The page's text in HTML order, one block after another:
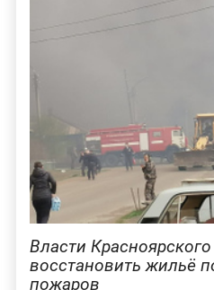
Власти
восстановить жильё
пожаров